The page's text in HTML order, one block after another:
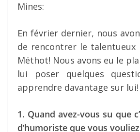
Mines:
En février dernier, nous
de rencontrer le talentueux
Méthot! Nous avons eu le
lui poser quelques
apprendre davantage sur lui!
1. Quand avez-vous su que
d’humoriste que vous